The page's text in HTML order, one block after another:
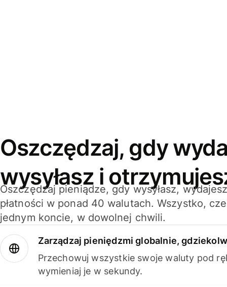
Oszczędzaj, gdy
wysyłasz i
Oszczędzaj pieniądze, gdy wysyłasz,
płatności w ponad 40 walutach. Wszystko,
jednym koncie, w dowolnej chwili.
Zarządzaj pieniędzmi globalnie,
Przechowuj wszystkie swoje waluty pod
wymieniaj je w sekundy.